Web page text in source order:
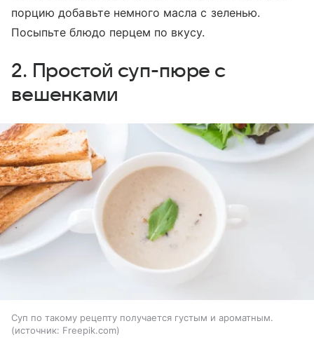
порцию добавьте немного масла с зеленью.
Посыпьте блюдо перцем по вкусу.
2. Простой суп-пюре с
вешенками
Суп по такому рецепту получается густым и ароматным.
источник: Freepik.com